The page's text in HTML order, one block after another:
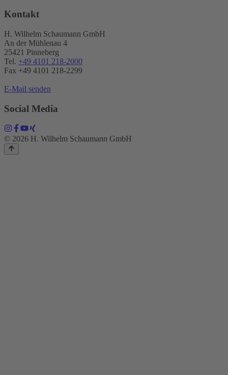
Kontakt
H. Wilhelm Schaumann GmbH
An der Mühlenau 4
25421 Pinneberg
Tel. +49 4101 218-2000
Fax +49 4101 218​-2299
E-Mail senden
Social Media
© 2026 H. Wilhelm Schaumann GmbH